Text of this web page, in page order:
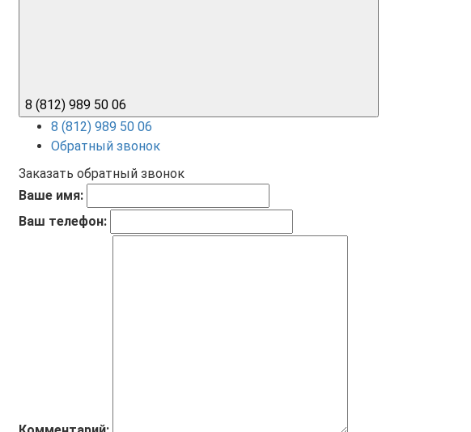
8 (812) 989 50 06
8 (812) 989 50 06
Обратный звонок
Заказать обратный звонок
Ваше имя:
Ваш телефон: